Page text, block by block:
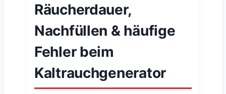
Räucherdauer,
Nachfüllen & häufige
Fehler beim
Kaltrauchgenerator